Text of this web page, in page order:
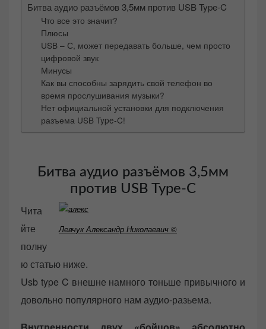
Битва аудио разъёмов 3,5мм против USB Type-C
Что все это значит?
Плюсы
USB – С, может передавать больше, чем просто
цифровой звук
Минусы
Как вы способны зарядить свой телефон во
время прослушивания музыки?
Нет официальной установки для подключения
разъема USB Type-C!
Битва аудио разъёмов 3,5мм
против USB Type-C
Левчук Александр Николаевич ©
Чита
йте
полну
ю статью ниже.
Usb type C внешне намного тоньше привычного и
довольно популярного нам аудио-разьема.